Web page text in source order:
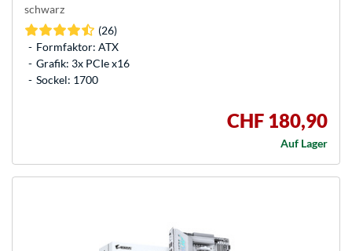
schwarz
(26)
Formfaktor: ATX
Grafik: 3x PCIe x16
Sockel: 1700
CHF 180,90
Auf Lager